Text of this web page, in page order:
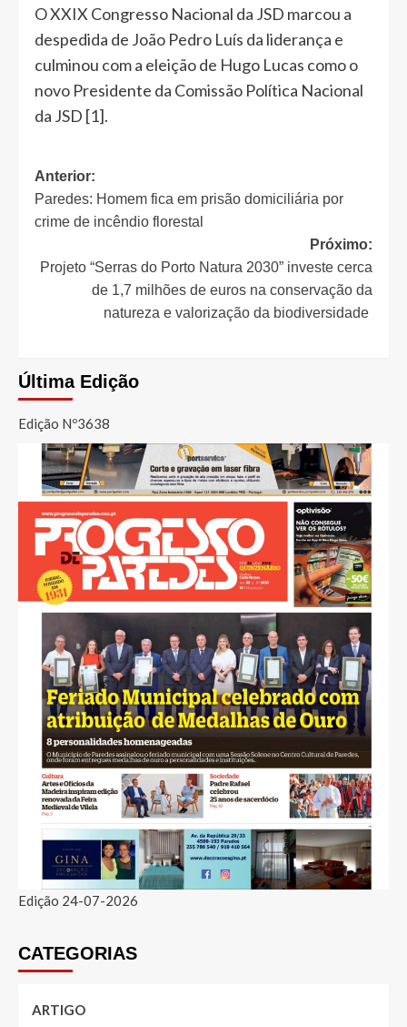
O XXIX Congresso Nacional da JSD marcou a
despedida de João Pedro Luís da liderança e
culminou com a eleição de Hugo Lucas como o
novo Presidente da Comissão Política Nacional
da JSD [1].
Navegação
de
Anterior:
Paredes: Homem fica em prisão domiciliária por
crime de incêndio florestal
Próximo:
Projeto “Serras do Porto Natura 2030” investe cerca
de 1,7 milhões de euros na conservação da
natureza e valorização da biodiversidade
Última Edição
Edição Nº3638
Edição 24-07-2026
CATEGORIAS
ARTIGO